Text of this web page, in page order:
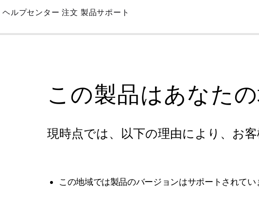
Skip
Main
ヘルプセンター 注文 製品サポート
この製品はあなた
現時点では、以下の理由により、お
この地域では製品のバージョンはサポートされてい